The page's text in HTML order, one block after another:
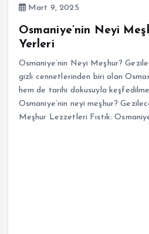
Mart 9, 2025
Osmaniye’nin Neyi
Yerleri
Osmaniye’nin Neyi Meşhur?
gizli cennetlerinden biri olan
hem de tarihi dokusuyla
Osmaniye’nin neyi meşhur?
Meşhur Lezzetleri Fıstık: